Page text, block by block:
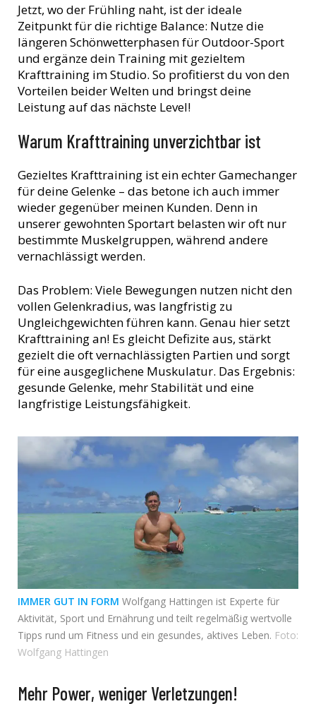
Jetzt, wo der Frühling naht, ist der ideale
Zeitpunkt für die richtige Balance: Nutze die
längeren Schönwetterphasen für Outdoor-Sport
und ergänze dein Training mit gezieltem
Krafttraining im Studio. So profitierst du von den
Vorteilen beider Welten und bringst deine
Leistung auf das nächste Level!
Warum Krafttraining unverzichtbar ist
Gezieltes Krafttraining ist ein echter Gamechanger
für deine Gelenke – das betone ich auch immer
wieder gegenüber meinen Kunden. Denn in
unserer gewohnten Sportart belasten wir oft nur
bestimmte Muskelgruppen, während andere
vernachlässigt werden.
Das Problem: Viele Bewegungen nutzen nicht den
vollen Gelenkradius, was langfristig zu
Ungleichgewichten führen kann. Genau hier setzt
Krafttraining an! Es gleicht Defizite aus, stärkt
gezielt die oft vernachlässigten Partien und sorgt
für eine ausgeglichene Muskulatur. Das Ergebnis:
gesunde Gelenke, mehr Stabilität und eine
langfristige Leistungsfähigkeit.
IMMER GUT IN FORM Wolfgang Hattingen ist Experte für
Aktivität, Sport und Ernährung und teilt regelmäßig wertvolle
Tipps rund um Fitness und ein gesundes, aktives Leben. Foto:
Wolfgang Hattingen
Mehr Power, weniger Verletzungen!